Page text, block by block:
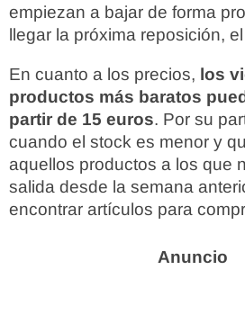
empiezan a bajar de forma
llegar la próxima reposición,
En cuanto a los precios, los
productos más baratos
partir de 15 euros. Por su
cuando el stock es menor y
aquellos productos a los que
salida desde la semana
encontrar artículos para